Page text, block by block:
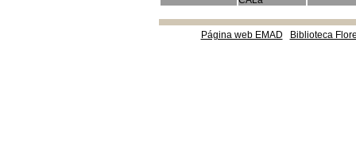
Página web EMAD Biblioteca